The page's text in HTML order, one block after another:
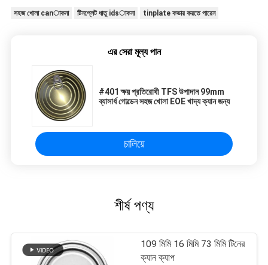
সহজ খোলা canাকনা টিনপ্লেট ধাতু idsাকনা tinplate কভার করতে পারেন
এর সেরা মূল্য পান
#401 ক্ষয় প্রতিরোধী TFS উপাদান 99mm
ব্যাসার্ধ গোল্ডেন সহজ খোলা EOE খাদ্য ক্যান জন্য
চালিয়ে
শীর্ষ পণ্য
109 মিমি 16 মিমি 73 মিমি টিনের
ক্যান ক্যাপ